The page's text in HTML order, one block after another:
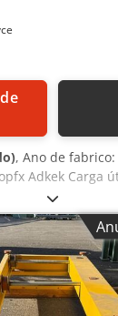
, Ano de fabrico:
Adkek Carga